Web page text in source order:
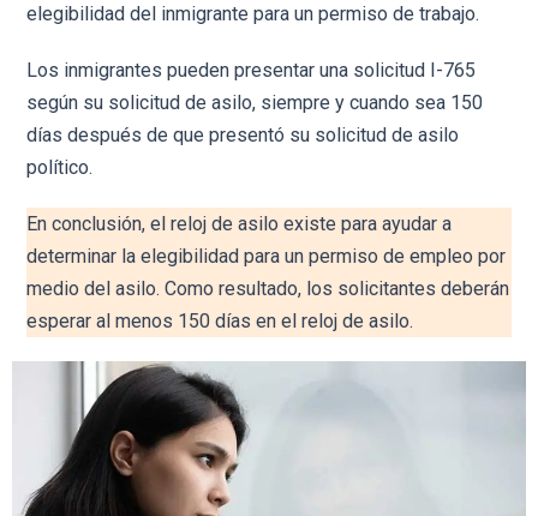
elegibilidad del inmigrante para un permiso de trabajo.
Los inmigrantes pueden presentar una solicitud I-765
según su solicitud de asilo, siempre y cuando sea 150
días después de que presentó su solicitud de asilo
político.
En conclusión, el reloj de asilo existe para ayudar a
determinar la elegibilidad para un permiso de empleo por
medio del asilo. Como resultado, los solicitantes deberán
esperar al menos 150 días en el reloj de asilo.